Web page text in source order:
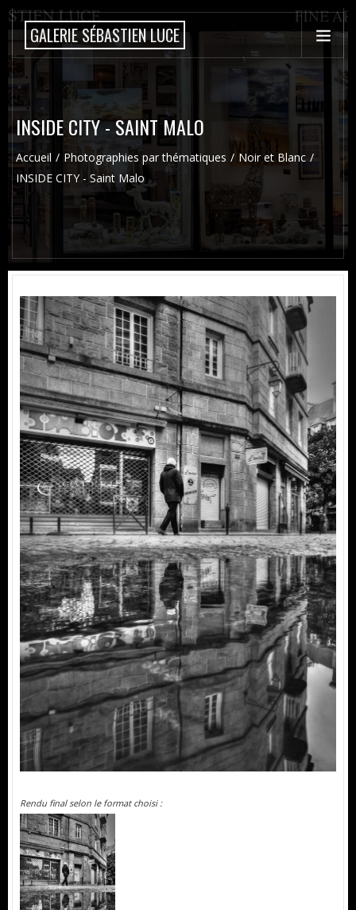
GALERIE SÉBASTIEN LUCE
INSIDE CITY - SAINT MALO
Accueil Photographies par thématiques
Noir et Blanc
INSIDE CITY - Saint Malo
Rendu final selon le format choisi :